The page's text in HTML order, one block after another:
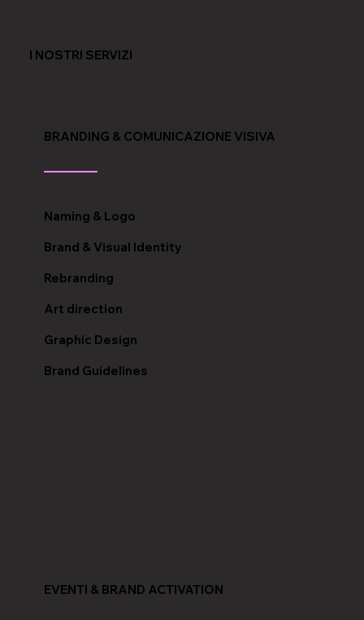
I NOSTRI SERVIZI
BRANDING & COMUNICAZIONE VISIVA
Naming & Logo
Brand & Visual Identity
Rebranding
Art direction
Graphic Design
Brand Guidelines
EVENTI & BRAND ACTIVATION